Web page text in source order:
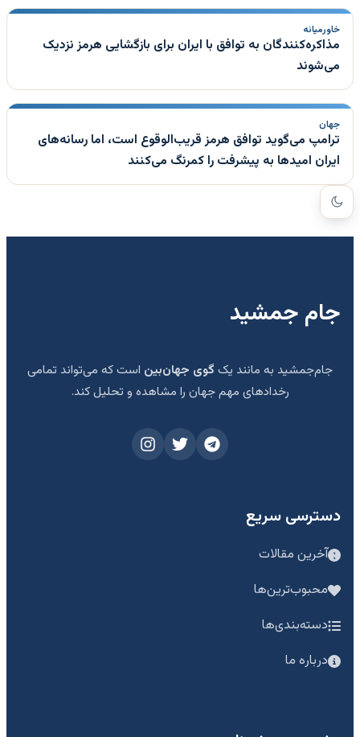
خاورمیانه
مذاکره‌کنندگان به توافق با ایران برای بازگشایی هرمز نزدیک
می‌شوند
جهان
ترامپ می‌گوید توافق هرمز قریب‌الوقوع است، اما رسانه‌های
ایران امیدها به پیشرفت را کمرنگ می‌کنند
جام جمشید
جام‌جمشید به مانند یک گوی جهان‌بین است که می‌تواند تمامی
رخدادهای مهم جهان را مشاهده و تحلیل کند.
دسترسی سریع
آخرین مقالات
محبوب‌ترین‌ها
دسته‌بندی‌ها
درباره ما